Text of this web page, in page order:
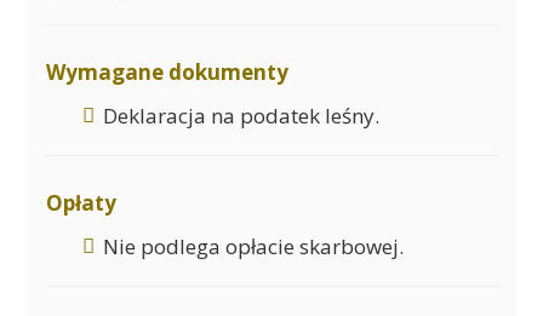
Wymagane dokumenty
Deklaracja na podatek leśny.
Opłaty
Nie podlega opłacie skarbowej.